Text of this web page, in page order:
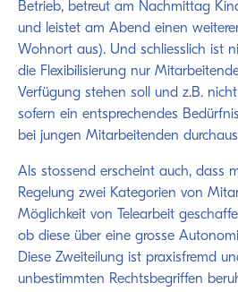
Betrieb, betreut am Nachmittag
und leistet am Abend einen
Wohnort aus). Und schliesslich ist
die Flexibilisierung nur
Verfügung stehen soll und z.B.
sofern ein entsprechendes
bei jungen Mitarbeitenden
Als stossend erscheint auch, dass
Regelung zwei Kategorien von
Möglichkeit von Telearbeit
ob diese über eine grosse
Diese Zweiteilung ist praxisfremd
unbestimmten Rechtsbegriffen